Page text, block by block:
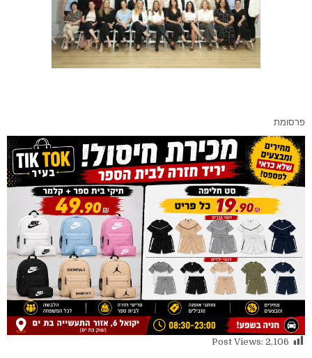
פרסומת
Post Views: 2,106